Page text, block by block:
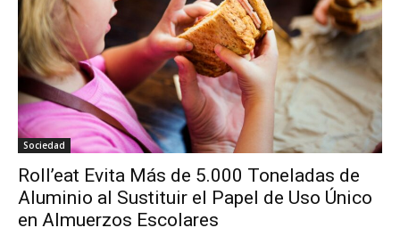
Sociedad
Roll’eat Evita Más de 5.000 Toneladas de
Aluminio al Sustituir el Papel de Uso Único
en Almuerzos Escolares